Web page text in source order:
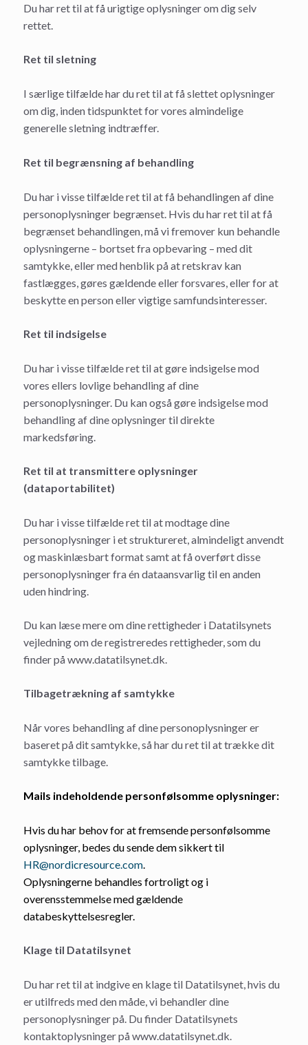
Du har ret til at få urigtige oplysninger om dig selv
rettet.
Ret til sletning
I særlige tilfælde har du ret til at få slettet oplysninger
om dig, inden tidspunktet for vores almindelige
generelle sletning indtræffer.
Ret til begrænsning af behandling
Du har i visse tilfælde ret til at få behandlingen af dine
personoplysninger begrænset. Hvis du har ret til at få
begrænset behandlingen, må vi fremover kun behandle
oplysningerne – bortset fra opbevaring – med dit
samtykke, eller med henblik på at retskrav kan
fastlægges, gøres gældende eller forsvares, eller for at
beskytte en person eller vigtige samfundsinteresser.
Ret til indsigelse
Du har i visse tilfælde ret til at gøre indsigelse mod
vores ellers lovlige behandling af dine
personoplysninger. Du kan også gøre indsigelse mod
behandling af dine oplysninger til direkte
markedsføring.
Ret til at transmittere oplysninger
(dataportabilitet)
Du har i visse tilfælde ret til at modtage dine
personoplysninger i et struktureret, almindeligt anvendt
og maskinlæsbart format samt at få overført disse
personoplysninger fra én dataansvarlig til en anden
uden hindring.
Du kan læse mere om dine rettigheder i Datatilsynets
vejledning om de registreredes rettigheder, som du
finder på www.datatilsynet.dk.
Tilbagetrækning af samtykke
Når vores behandling af dine personoplysninger er
baseret på dit samtykke, så har du ret til at trække dit
samtykke tilbage.
Mails indeholdende personfølsomme oplysninger:
Hvis du har behov for at fremsende personfølsomme
oplysninger, bedes du sende dem sikkert til
HR@nordicresource.com
Oplysningerne behandles fortroligt og i
overensstemmelse med gældende
databeskyttelsesregler.
Klage til Datatilsynet
Du har ret til at indgive en klage til Datatilsynet, hvis du
er utilfreds med den måde, vi behandler dine
personoplysninger på. Du finder Datatilsynets
kontaktoplysninger på www.datatilsynet.dk.